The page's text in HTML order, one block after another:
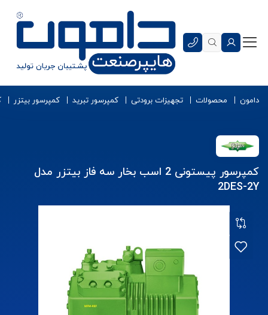
دامون محصولات تجهیزات برودتی کمپرسور تبرید کمپرسور بیتزر
کمپرسور پیستونی 2 اسب بخار سه فاز بیتزر مدل
2DES-2Y